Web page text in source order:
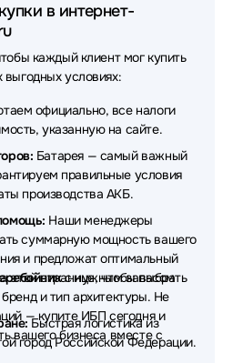
питания (ИБП - UPS)
OPTIMA
питания (ИБП - UPS)
Crusader
питания (ИБП - UPS)
питания (ИБП - UPS)
NJoy
питания (ИБП - UPS)
Irbis
питания (ИБП - UPS)
EXPERT
питания (ИБП - UPS)
в интернет-
каждый клиент мог купить
условиях:
официально, все налоги
указанную на сайте.
Батарея — самый важный
правильные условия
производства АКБ.
Наши менеджеры
суммарную мощность вашего
и предложат оптимальный
с нужным запасом
Быстрая логистика из
город Российской Федерации.
этой странице, чтобы выбрать
и тип архитектуры. Не
— купите ИБП сегодня и
вашего бизнеса вместе с